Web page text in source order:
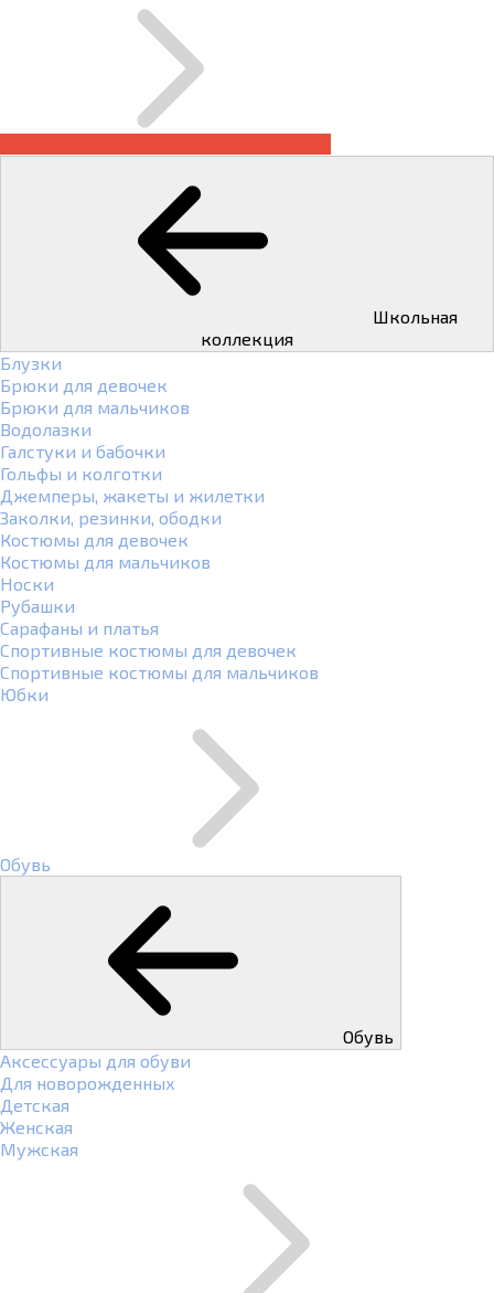
коллекция
Блузки
Брюки для девочек
Брюки для мальчиков
Водолазки
Галстуки и бабочки
Гольфы и колготки
Джемперы, жакеты и жилетки
Заколки, резинки, ободки
Костюмы для девочек
Костюмы для мальчиков
Носки
Рубашки
Сарафаны и платья
Спортивные костюмы для девочек
Спортивные костюмы для мальчиков
Юбки
Обувь
Обувь
Аксессуары для обуви
Для новорожденных
Детская
Женская
Мужская